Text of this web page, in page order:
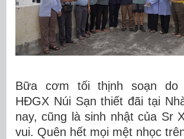
Bữa cơm tối thịnh soạn
HĐGX Núi Sạn thiết đãi tại
nay, cũng là sinh nhật của Sr
vui. Quên hết mọi mệt nhọc